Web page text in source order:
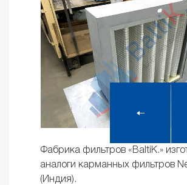
Фабрика фильтров «BaltiK.»
аналоги карманных фильтров
(Индия).